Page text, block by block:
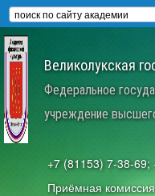
Великолукская
Федеральное
учреждение
+7 (81153) 7-38-69;
Приёмная комиссия